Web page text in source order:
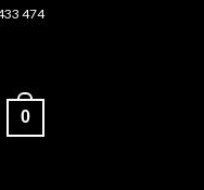
474
0